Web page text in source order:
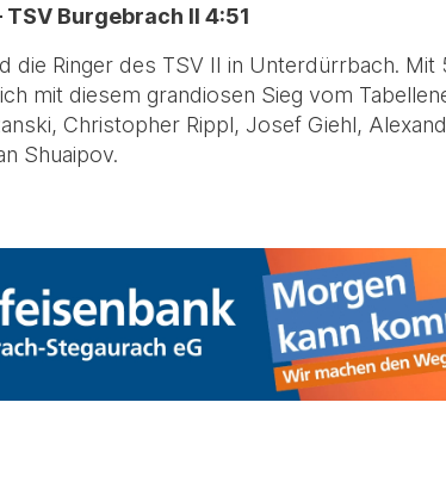
Burgebrach II 4:51
die Ringer des TSV II in Unterdürrbach.
mit diesem grandiosen Sieg vom
Christopher Rippl, Josef Giehl,
Shuaipov.